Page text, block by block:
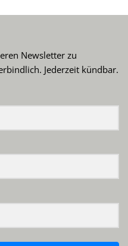
Newsletter zu
Jederzeit kündbar.